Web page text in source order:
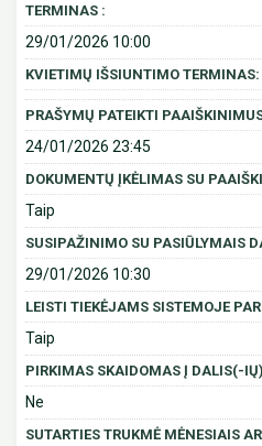
TERMINAS :
29/01/2026 10:00
KVIETIMŲ IŠSIUNTIMO TERMINAS:
PRAŠYMŲ PATEIKTI
24/01/2026 23:45
DOKUMENTŲ ĮKĖLIMAS SU
Taip
SUSIPAŽINIMO SU PASIŪLYMAIS
29/01/2026 10:30
LEISTI TIEKĖJAMS SISTEMOJE
Taip
PIRKIMAS SKAIDOMAS Į DALIS(-
Ne
SUTARTIES TRUKMĖ MĖNESIAIS